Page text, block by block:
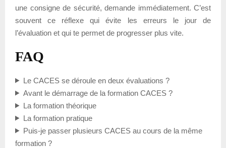
une consigne de sécurité, demande immédiatement. C’est
souvent ce réflexe qui évite les erreurs le jour de
l’évaluation et qui te permet de progresser plus vite.
FAQ
Le CACES se déroule en deux évaluations ?
Avant le démarrage de la formation CACES ?
La formation théorique
La formation pratique
Puis-je passer plusieurs CACES au cours de la même
formation ?